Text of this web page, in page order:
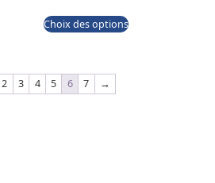
Choix des options
2 3 4 5 6 7 →